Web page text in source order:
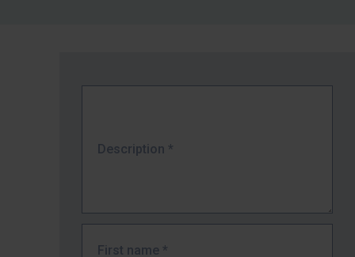
Description *
First name *